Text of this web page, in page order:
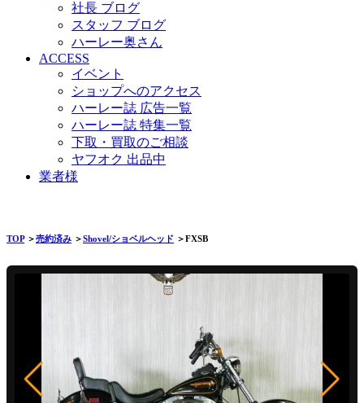
社長 ブログ
スタッフ ブログ
ハーレー奥さん
ACCESS
イベント
ショップへのアクセス
ハーレー誌 広告一覧
ハーレー誌 特集一覧
下取・買取のご相談
ヤフオク 出品中
業者様
TOP＞売約済み ＞Shovel/ショベルヘッド ＞FXSB